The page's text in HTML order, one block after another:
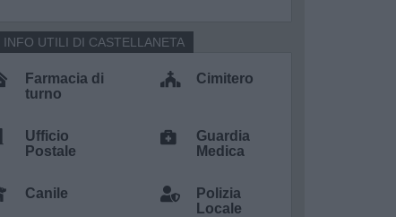
Farmacia di
turno
Cimitero
Ufficio
Postale
Guardia
Medica
Canile
Polizia
Locale
INFO UTILI DI CASTELLANETA